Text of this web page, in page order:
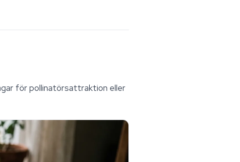
för pollinatörsattraktion eller